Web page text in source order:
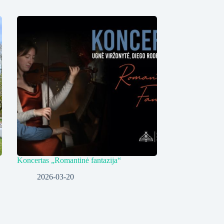
Koncertas „Romantinė fantazija“
2026-03-20